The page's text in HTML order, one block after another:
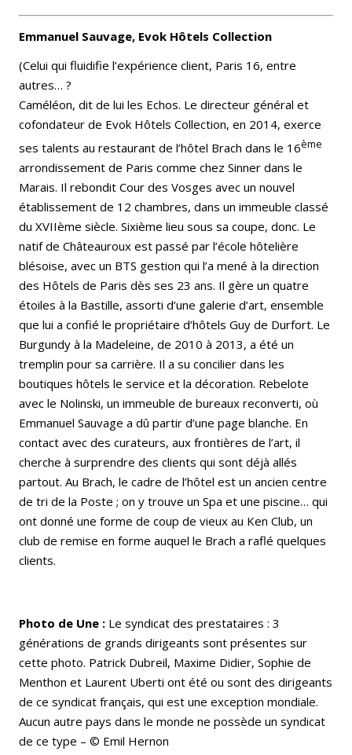
Emmanuel Sauvage, Evok Hôtels Collection
(Celui qui fluidifie l’expérience client, Paris 16, entre
autres… ?
Caméléon, dit de lui les Echos. Le directeur général et
cofondateur de Evok Hôtels Collection, en 2014, exerce
ses talents au restaurant de l’hôtel Brach dans le 16ème
arrondissement de Paris comme chez Sinner dans le
Marais. Il rebondit Cour des Vosges avec un nouvel
établissement de 12 chambres, dans un immeuble classé
du XVIIème siècle. Sixième lieu sous sa coupe, donc. Le
natif de Châteauroux est passé par l’école hôtelière
blésoise, avec un BTS gestion qui l’a mené à la direction
des Hôtels de Paris dès ses 23 ans. Il gère un quatre
étoiles à la Bastille, assorti d’une galerie d’art, ensemble
que lui a confié le propriétaire d’hôtels Guy de Durfort. Le
Burgundy à la Madeleine, de 2010 à 2013, a été un
tremplin pour sa carrière. Il a su concilier dans les
boutiques hôtels le service et la décoration. Rebelote
avec le Nolinski, un immeuble de bureaux reconverti, où
Emmanuel Sauvage a dû partir d’une page blanche. En
contact avec des curateurs, aux frontières de l’art, il
cherche à surprendre des clients qui sont déjà allés
partout. Au Brach, le cadre de l’hôtel est un ancien centre
de tri de la Poste ; on y trouve un Spa et une piscine… qui
ont donné une forme de coup de vieux au Ken Club, un
club de remise en forme auquel le Brach a raflé quelques
clients.
Photo de Une : Le syndicat des prestataires : 3
générations de grands dirigeants sont présentes sur
cette photo. Patrick Dubreil, Maxime Didier, Sophie de
Menthon et Laurent Uberti ont été ou sont des dirigeants
de ce syndicat français, qui est une exception mondiale.
Aucun autre pays dans le monde ne possède un syndicat
de ce type – © Emil Hernon